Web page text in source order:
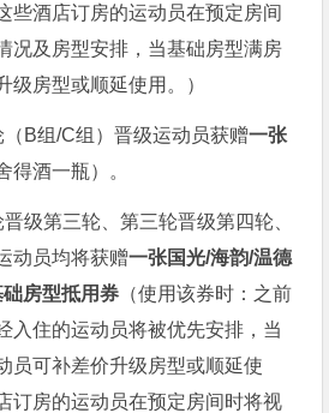
些酒店订房的运动员在预定房间
况及房型安排，当基础房型满房
级房型或顺延使用。）
（B组/C组）晋级运动员获赠一张
得酒一瓶）。
晋级第三轮、第三轮晋级第四轮、
动员均将获赠一张国光/海韵/温德
房型抵用券 （使用该券时：之前
入住的运动员将被优先安排，当
员可补差价升级房型或顺延使
订房的运动员在预定房间时将视